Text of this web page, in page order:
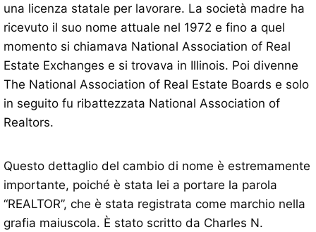
una licenza statale per lavorare. La società madre ha
ricevuto il suo nome attuale nel 1972 e fino a quel
momento si chiamava National Association of Real
Estate Exchanges e si trovava in Illinois. Poi divenne
The National Association of Real Estate Boards e solo
in seguito fu ribattezzata National Association of
Realtors.
Questo dettaglio del cambio di nome è estremamente
importante, poiché è stata lei a portare la parola
“REALTOR”, che è stata registrata come marchio nella
grafia maiuscola. È stato scritto da Charles N.